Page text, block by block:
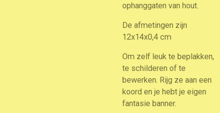
ophanggaten van hout.
De afmetingen zijn
12x14x0,4 cm
Om zelf leuk te beplakken,
te schilderen of te
bewerken. Rijg ze aan een
koord en je hebt je eigen
fantasie banner.